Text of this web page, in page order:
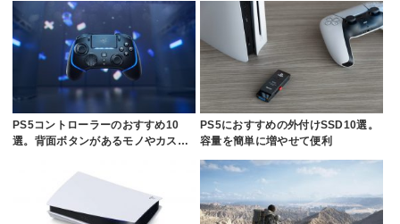
PS5コントローラーのおすすめ10
選。背面ボタンがあるモノやカス…
PS5におすすめの外付けSSD10選。
容量を簡単に増やせて便利